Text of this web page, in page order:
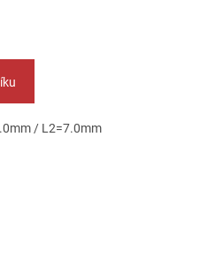
/ L2=7.0mm